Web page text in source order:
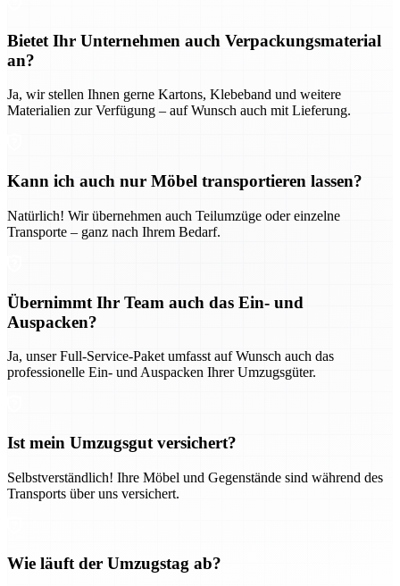
Bietet Ihr Unternehmen auch Verpackungsmaterial
an?
Ja, wir stellen Ihnen gerne Kartons, Klebeband und weitere
Materialien zur Verfügung – auf Wunsch auch mit Lieferung.
Kann ich auch nur Möbel transportieren lassen?
Natürlich! Wir übernehmen auch Teilumzüge oder einzelne
Transporte – ganz nach Ihrem Bedarf.
Übernimmt Ihr Team auch das Ein- und
Auspacken?
Ja, unser Full-Service-Paket umfasst auf Wunsch auch das
professionelle Ein- und Auspacken Ihrer Umzugsgüter.
Ist mein Umzugsgut versichert?
Selbstverständlich! Ihre Möbel und Gegenstände sind während des
Transports über uns versichert.
Wie läuft der Umzugstag ab?